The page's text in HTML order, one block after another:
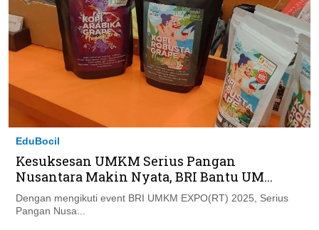
EduBocil
Kesuksesan UMKM Serius Pangan
Nusantara Makin Nyata, BRI Bantu UM...
Dengan mengikuti event BRI UMKM EXPO(RT) 2025, Serius
Pangan Nusa...